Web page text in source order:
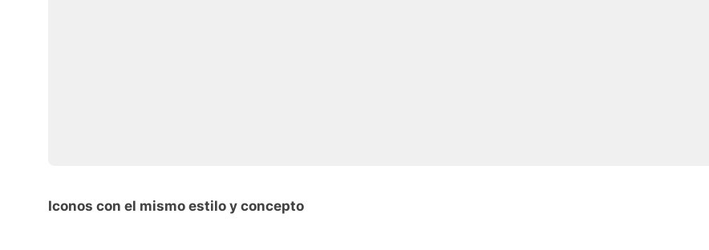
Iconos con el mismo estilo y concepto